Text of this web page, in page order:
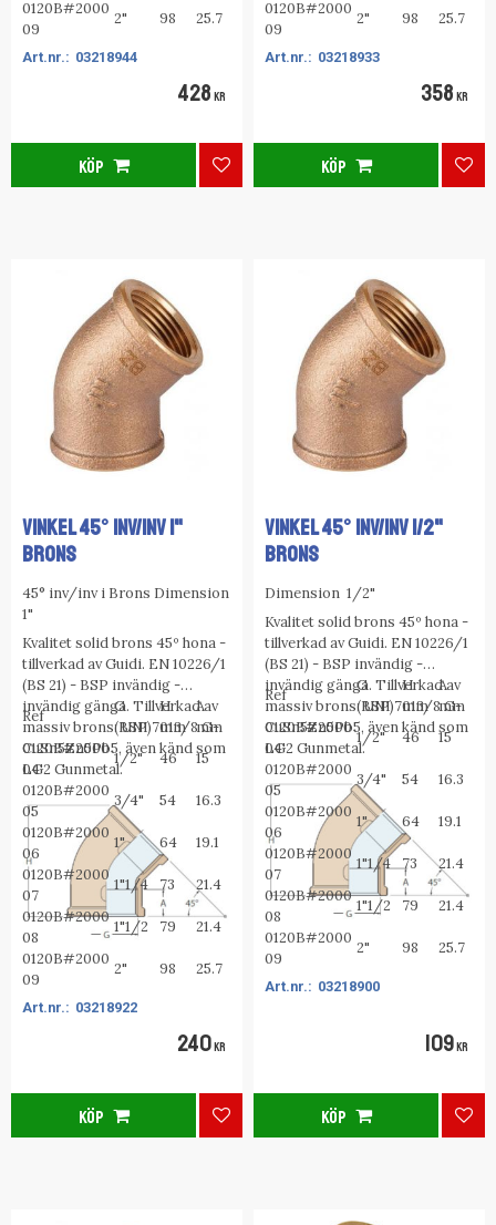
0120B#2000
09
2" 98 25.7
03218944
428 KR
Lägg till i favoriter
KÖP
0120B#2000
09
2" 98 25.7
03218933
358 KR
KÖP
VINKEL 45° INV/INV 1"
BRONS
45° inv/inv i Brons Dimension
1"
Kvalitet solid brons 45º hona -
tillverkad av Guidi. EN 10226/1
(BS 21) - BSP invändig -
invändig gänga. Tillverkad av
massiv brons: UNI 7013/8 G-
CuSn5Zn5Pb5, även känd som
LG2 Gunmetal.
Ref
G
(BSP)
H
mm
A
mm
0120B#2000
04
1/2" 46
15
0120B#2000
05
3/4" 54
16.3
0120B#2000
06
1" 64
19.1
0120B#2000
07
1"1/4 73
21.4
0120B#2000
08
1"1/2 79
21.4
0120B#2000
09
2" 98 25.7
03218922
240KR
Lägg till i favoriter
KÖP
VINKEL 45° INV/INV 1/2"
BRONS
Dimension 1/2"
Kvalitet solid brons 45º hona -
tillverkad av Guidi. EN 10226/1
(BS 21) - BSP invändig -
invändig gänga. Tillverkad av
massiv brons: UNI 7013/8 G-
CuSn5Zn5Pb5, även känd som
LG2 Gunmetal.
Ref
G
(BSP)
H
mm
A
mm
0120B#2000
04
1/2" 46
15
0120B#2000
05
3/4" 54
16.3
0120B#2000
06
1" 64
19.1
0120B#2000
07
1"1/4 73
21.4
0120B#2000
08
1"1/2 79
21.4
0120B#2000
09
2" 98 25.7
03218900
109KR
KÖP